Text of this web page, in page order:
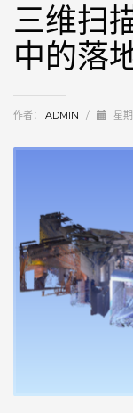
三维扫
中的落
作者： ADMIN / 星